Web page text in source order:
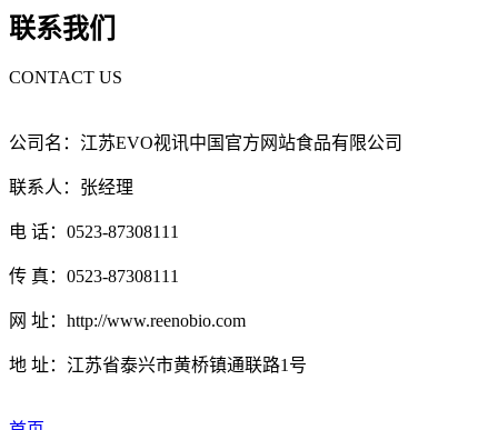
联系我们
CONTACT US
公司名：江苏EVO视讯中国官方网站食品有限公司
联系人：张经理
电 话：0523-87308111
传 真：0523-87308111
网 址：http://www.reenobio.com
地 址：江苏省泰兴市黄桥镇通联路1号